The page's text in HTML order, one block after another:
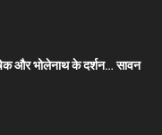
और भोलेनाथ के दर्शन… सावन